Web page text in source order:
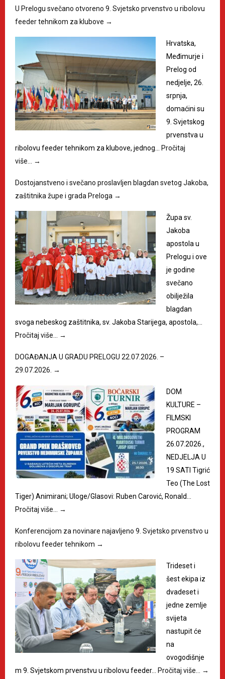
U Prelogu svečano otvoreno 9. Svjetsko prvenstvo u ribolovu
feeder tehnikom za klubove →
Hrvatska,
Međimurje i
Prelog od
nedjelje, 26.
srpnja,
domaćini su
9. Svjetskog
prvenstva u
ribolovu feeder tehnikom za klubove, jednog…
Pročitaj
više…
→
Dostojanstveno i svečano proslavljen blagdan svetog Jakoba,
zaštitnika župe i grada Preloga →
Župa sv.
Jakoba
apostola u
Prelogu i ove
je godine
svečano
obilježila
blagdan
svoga nebeskog zaštitnika, sv. Jakoba Starijega, apostola,…
Pročitaj više…
→
DOGAĐANJA U GRADU PRELOGU 22.07.2026. –
29.07.2026. →
DOM
KULTURE –
FILMSKI
PROGRAM
26.07.2026.,
NEDJELJA U
19 SATI Tigrić
Teo (The Lost
Tiger) Animirani; Uloge/Glasovi: Ruben Carović, Ronald…
Pročitaj više…
→
Konferencijom za novinare najavljeno 9. Svjetsko prvenstvo u
ribolovu feeder tehnikom →
Trideset i
šest ekipa iz
dvadeset i
jedne zemlje
svijeta
nastupit će
na
ovogodišnje
m 9. Svjetskom prvenstvu u ribolovu feeder…
Pročitaj više… →